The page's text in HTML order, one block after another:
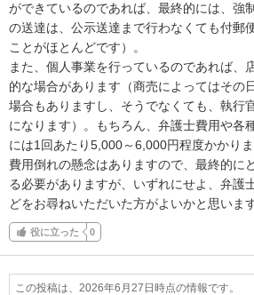
ができているのであれば、最終的には、強
の送達は、公示送達まで行わなくても付郵
ことがほとんどです）。
また、個人事業を行っているのであれば、
的な場合があります（商売によってはその
場合もありますし、そうでなくても、執行
になります）。もちろん、弁護士費用や各
には1回あたり5,000～6,000円程度かかり
費用倒れの懸念はありますので、最終的に
る必要がありますが、いずれにせよ、弁護
どをお尋ねいただいた方がよいかと思います
役に立った 0
この投稿は、2026年6月27日時点の情報です。